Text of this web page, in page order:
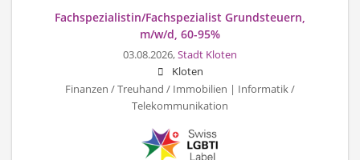
Fachspezialistin/Fachspezialist Grundsteuern,
m/w/d, 60-95%
03.08.2026,Stadt Kloten
Kloten
Finanzen / Treuhand / Immobilien | Informatik /
Telekommunikation